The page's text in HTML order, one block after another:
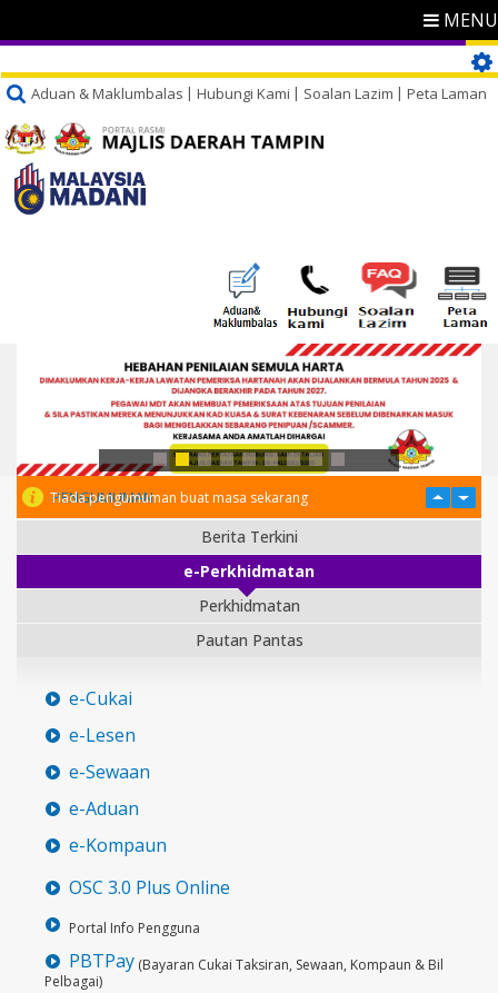
MENU
Aduan & Maklumbalas Hubungi Kami Soalan Lazim Peta Laman
PENGUMUMAN
Tiada pengumuman buat masa sekarang
Berita Terkini
e-Perkhidmatan
Perkhidmatan
Pautan Pantas
e-Cukai
e-Lesen
e-Sewaan
e-Aduan
e-Kompaun
OSC 3.0 Plus Online
Portal Info Pengguna
PBTPay (Bayaran Cukai Taksiran, Sewaan, Kompaun & Bil
Pelbagai)